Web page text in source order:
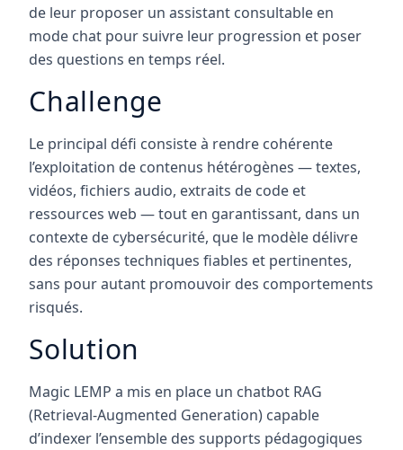
de leur proposer un assistant consultable en
mode chat pour suivre leur progression et poser
des questions en temps réel.
Challenge
Le principal défi consiste à rendre cohérente
l’exploitation de contenus hétérogènes — textes,
vidéos, fichiers audio, extraits de code et
ressources web — tout en garantissant, dans un
contexte de cybersécurité, que le modèle délivre
des réponses techniques fiables et pertinentes,
sans pour autant promouvoir des comportements
risqués.
Solution
Magic LEMP a mis en place un chatbot RAG
(Retrieval-Augmented Generation) capable
d’indexer l’ensemble des supports pédagogiques